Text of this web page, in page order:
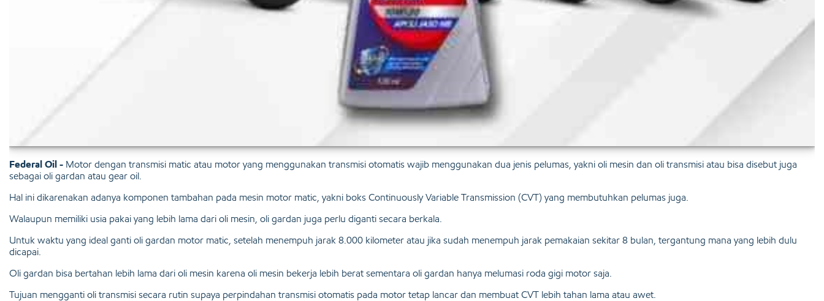
Federal Oil - Motor dengan transmisi matic atau motor yang menggunakan transmisi otomatis wajib menggunakan dua jenis pelumas, yakni oli mesin dan oli transmisi atau bisa disebut juga
sebagai oli gardan atau gear oil.
Hal ini dikarenakan adanya komponen tambahan pada mesin motor matic, yakni boks Continuously Variable Transmission (CVT) yang membutuhkan pelumas juga.
Walaupun memiliki usia pakai yang lebih lama dari oli mesin, oli gardan juga perlu diganti secara berkala.
Untuk waktu yang ideal ganti oli gardan motor matic, setelah menempuh jarak 8.000 kilometer atau jika sudah menempuh jarak pemakaian sekitar 8 bulan, tergantung mana yang lebih dulu
dicapai.
Oli gardan bisa bertahan lebih lama dari oli mesin karena oli mesin bekerja lebih berat sementara oli gardan hanya melumasi roda gigi motor saja.
Tujuan mengganti oli transmisi secara rutin supaya perpindahan transmisi otomatis pada motor tetap lancar dan membuat CVT lebih tahan lama atau awet.